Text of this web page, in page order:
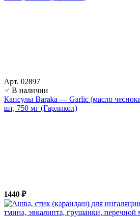
Арт. 02897
В наличии
Капсулы Baraka — Garlic (масло
шт, 750 мг (Гарликол)
1440 ₽